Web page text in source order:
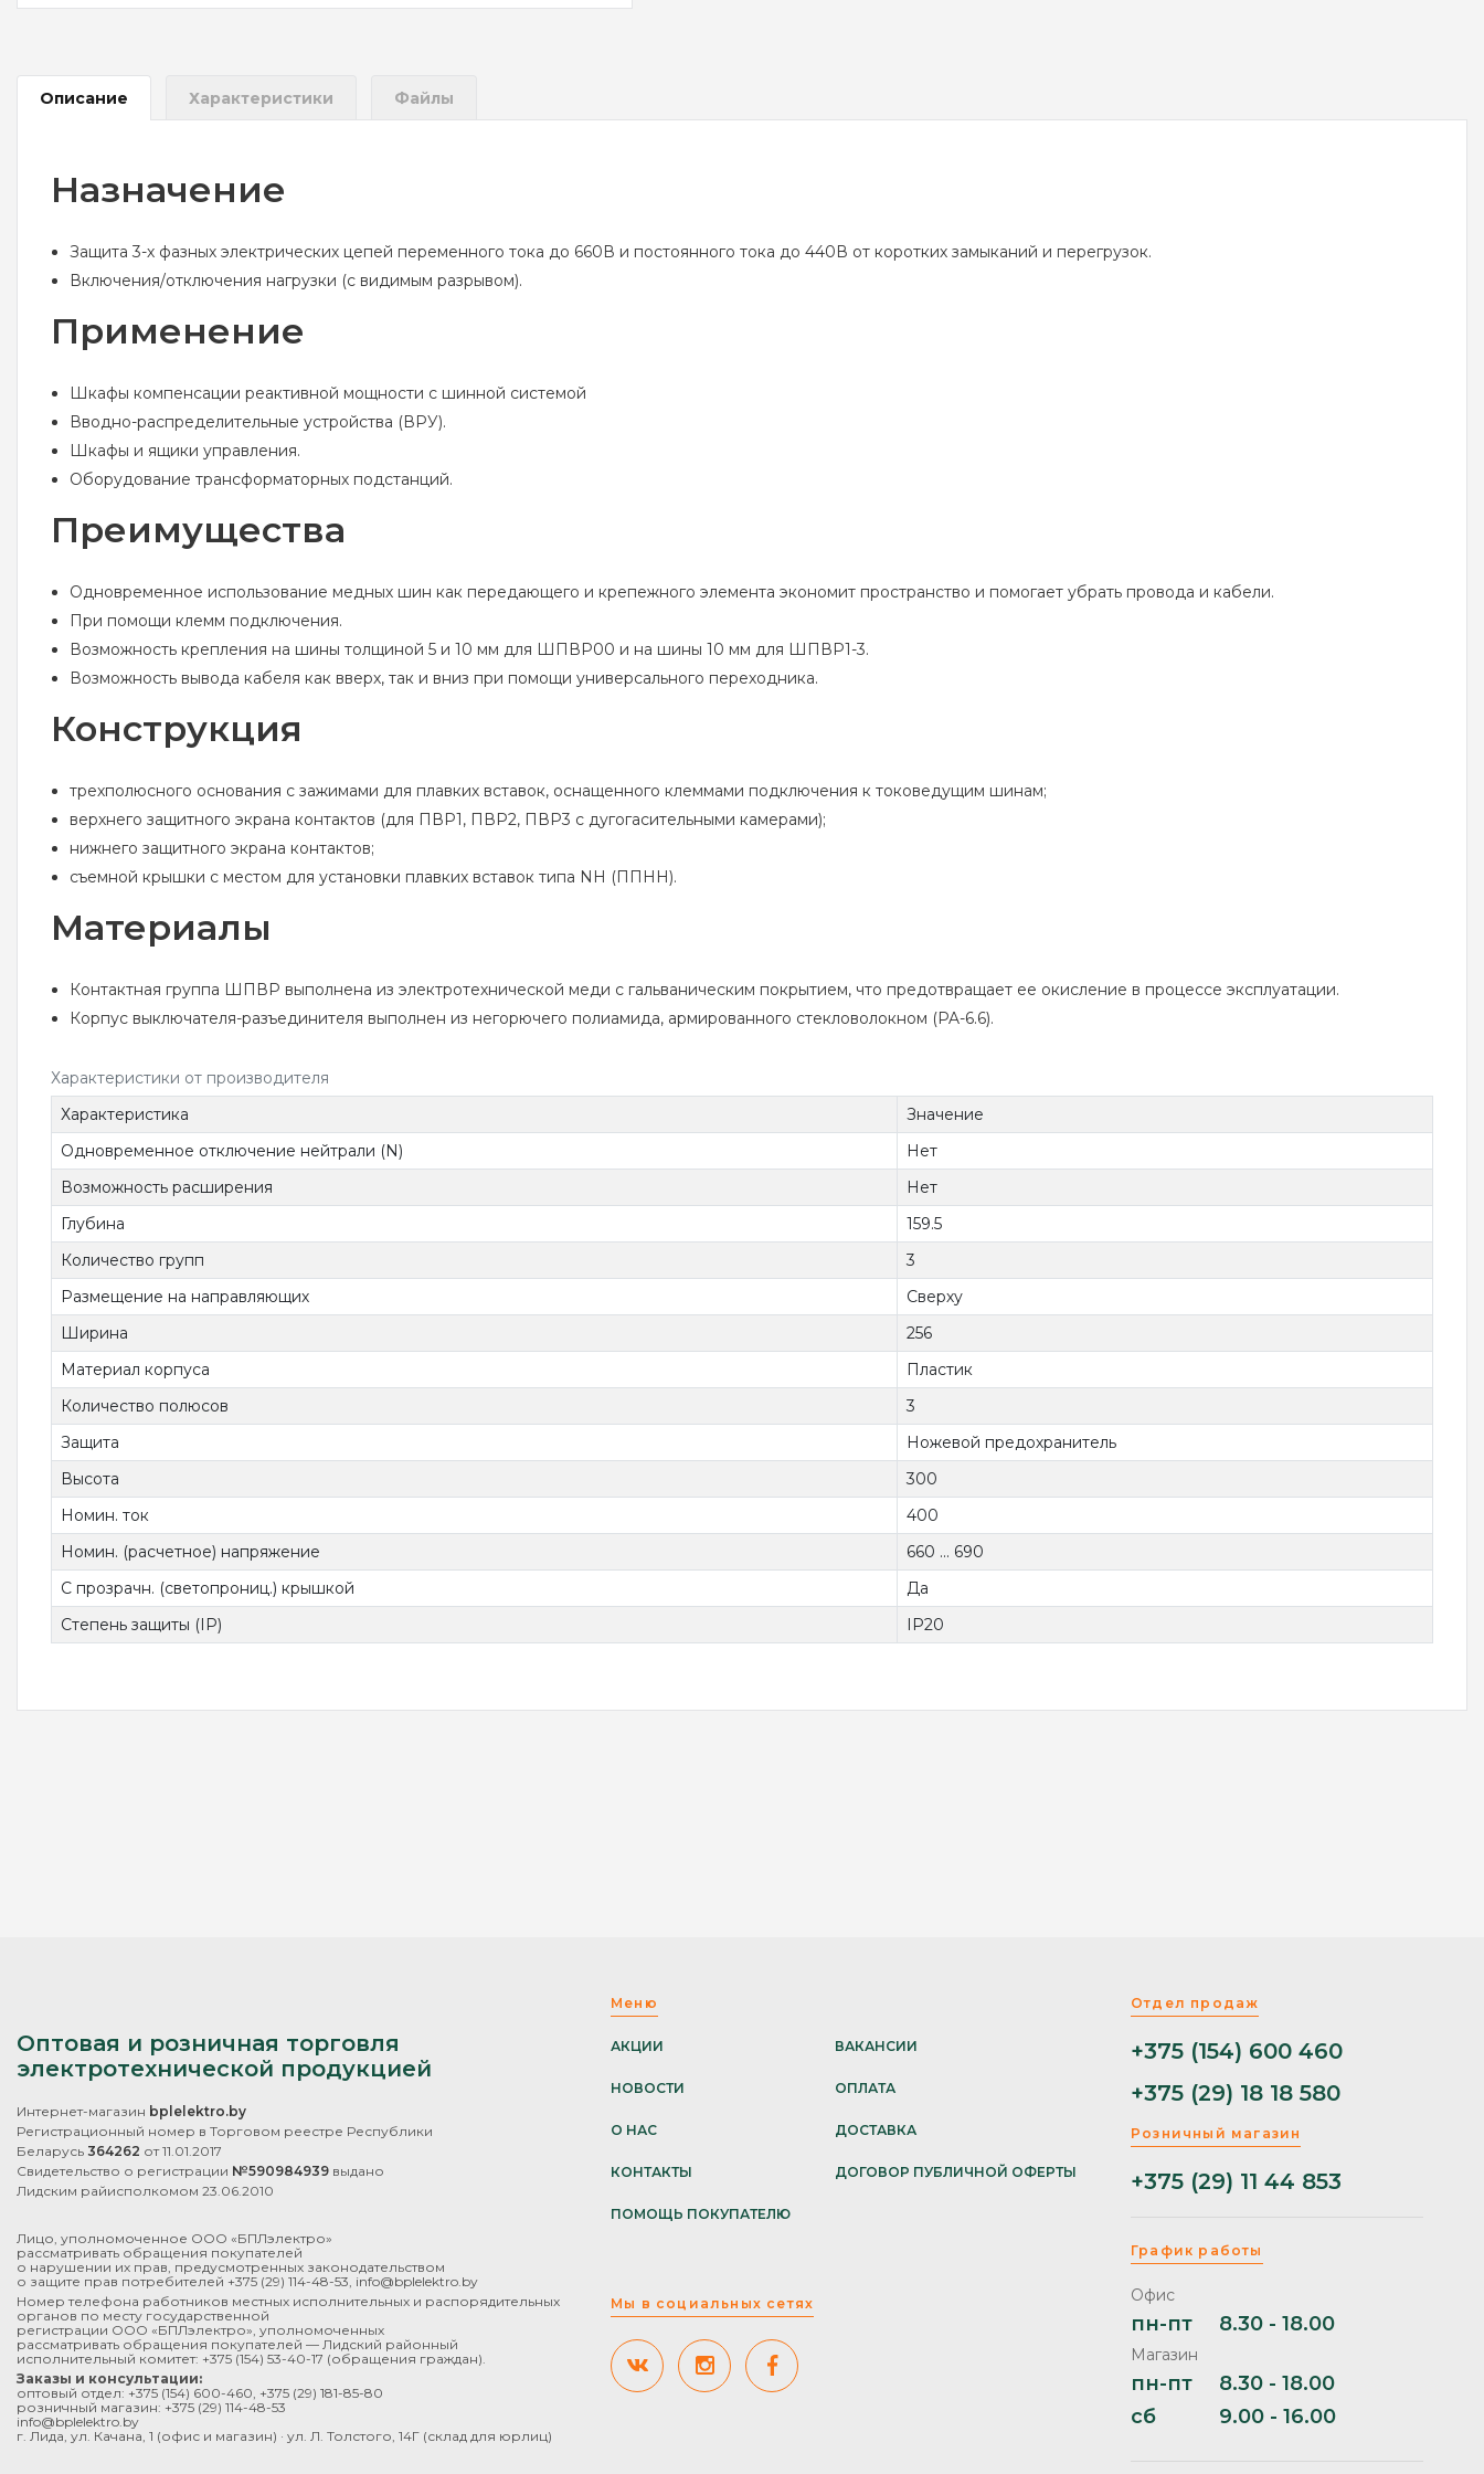
Описание Характеристики Файлы
Назначение
Защита 3-х фазных электрических цепей переменного тока до 660В и постоянного тока до 440В от коротких замыканий и перегрузок.
Включения/отключения нагрузки (с видимым разрывом).
Применение
Шкафы компенсации реактивной мощности с шинной системой
Вводно-распределительные устройства (ВРУ).
Шкафы и ящики управления.
Оборудование трансформаторных подстанций.
Преимущества
Одновременное использование медных шин как передающего и крепежного элемента экономит пространство и помогает убрать провода и кабели.
При помощи клемм подключения.
Возможность крепления на шины толщиной 5 и 10 мм для ШПВР00 и на шины 10 мм для ШПВР1-3.
Возможность вывода кабеля как вверх, так и вниз при помощи универсального переходника.
Конструкция
трехполюсного основания с зажимами для плавких вставок, оснащенного клеммами подключения к токоведущим шинам;
верхнего защитного экрана контактов (для ПВР1, ПВР2, ПВР3 с дугогасительными камерами);
нижнего защитного экрана контактов;
съемной крышки с местом для установки плавкиx вставок типа NH (ППНН).
Материалы
Контактная группа ШПВР выполнена из электротехнической меди с гальваническим покрытием, что предотвращает ее окисление в процессе эксплуатации.
Корпус выключателя-разъединителя выполнен из негорючего полиамида, армированного стекловолокном (PA-6.6).
Характеристики от производителя
Характеристика
Значение
Одновременное отключение нейтрали (N)
Нет
Возможность расширения
Нет
Глубина
159.5
Количество групп
3
Размещение на направляющих
Сверху
Ширина
256
Материал корпуса
Пластик
Количество полюсов
3
Защита
Ножевой предохранитель
Высота
300
Номин. ток
400
Номин. (расчетное) напряжение
660 ... 690
С прозрачн. (светопрониц.) крышкой
Да
Степень защиты (IP)
IP20
Оптовая и розничная торговля
электротехнической продукцией
Интернет-магазин bplelektro.by
Регистрационный номер в Торговом реестре Республики
Беларусь 364262 от 11.01.2017
Свидетельство о регистрации №590984939 выдано
Лидским райисполкомом 23.06.2010
Лицо, уполномоченное ООО «БПЛэлектро»
рассматривать обращения покупателей
о нарушении их прав, предусмотренных законодательством
о защите прав потребителей +375 (29) 114-48-53 info@bplelektro.by
Номер телефона работников местных исполнительных и распорядительных
органов по месту государственной
регистрации ООО «БПЛэлектро», уполномоченных
рассматривать обращения покупателей — Лидский районный
исполнительный комитет: +375 (154) 53-40-17 (обращения граждан).
Заказы и консультации:
оптовый отдел: +375 (154) 600-460 +375 (29) 181-85-80
розничный магазин: +375 (29) 114-48-53
info@bplelektro.by
г. Лида, ул. Качана, 1 (офис и магазин) · ул. Л. Толстого, 14Г (склад для юрлиц)
Меню
АКЦИИ
НОВОСТИ
О НАС
КОНТАКТЫ
ПОМОЩЬ ПОКУПАТЕЛЮ
ВАКАНСИИ
ОПЛАТА
ДОСТАВКА
ДОГОВОР ПУБЛИЧНОЙ ОФЕРТЫ
Мы в социальных сетях
Отдел продаж
+375 (154) 600 460
+375 (29) 18 18 580
Розничный магазин
+375 (29) 11 44 853
График работы
Офис
пн-пт 8.30 - 18.00
Магазин
пн-пт
8.30 - 18.00
сб
9.00 - 16.00